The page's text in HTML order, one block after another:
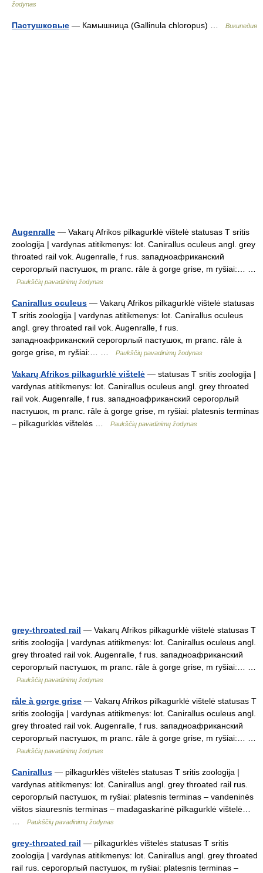
žodynas
Пастушковые — Камышница (Gallinula chloropus) … Википедия
Augenralle — Vakarų Afrikos pilkagurklė vištelė statusas T sritis
zoologija | vardynas atitikmenys: lot. Canirallus oculeus angl. grey
throated rail vok. Augenralle, f rus. западноафриканский
серогорлый пастушок, m pranc. râle à gorge grise, m ryšiai:… …
Paukščių pavadinimų žodynas
Canirallus oculeus — Vakarų Afrikos pilkagurklė vištelė statusas
T sritis zoologija | vardynas atitikmenys: lot. Canirallus oculeus
angl. grey throated rail vok. Augenralle, f rus.
западноафриканский серогорлый пастушок, m pranc. râle à
gorge grise, m ryšiai:… …
Paukščių pavadinimų žodynas
Vakarų Afrikos pilkagurklė vištelė — statusas T sritis zoologija |
vardynas atitikmenys: lot. Canirallus oculeus angl. grey throated
rail vok. Augenralle, f rus. западноафриканский серогорлый
пастушок, m pranc. râle à gorge grise, m ryšiai: platesnis terminas
– pilkagurklės vištelės …
Paukščių pavadinimų žodynas
grey-throated rail — Vakarų Afrikos pilkagurklė vištelė statusas T
sritis zoologija | vardynas atitikmenys: lot. Canirallus oculeus angl.
grey throated rail vok. Augenralle, f rus. западноафриканский
серогорлый пастушок, m pranc. râle à gorge grise, m ryšiai:… …
Paukščių pavadinimų žodynas
râle à gorge grise — Vakarų Afrikos pilkagurklė vištelė statusas T
sritis zoologija | vardynas atitikmenys: lot. Canirallus oculeus angl.
grey throated rail vok. Augenralle, f rus. западноафриканский
серогорлый пастушок, m pranc. râle à gorge grise, m ryšiai:… …
Paukščių pavadinimų žodynas
Canirallus — pilkagurklės vištelės statusas T sritis zoologija |
vardynas atitikmenys: lot. Canirallus angl. grey throated rail rus.
серогорлый пастушок, m ryšiai: platesnis terminas – vandeninės
vištos siauresnis terminas – madagaskarinė pilkagurklė vištelė…
Paukščių pavadinimų žodynas
grey-throated rail — pilkagurklės vištelės statusas T sritis
zoologija | vardynas atitikmenys: lot. Canirallus angl. grey throated
rail rus. серогорлый пастушок, m ryšiai: platesnis terminas –